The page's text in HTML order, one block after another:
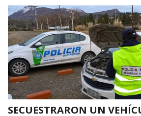
SECUESTRARON UN